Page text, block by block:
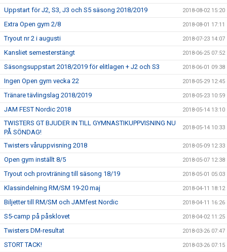
Uppstart för J2, S3, J3 och S5 säsong 2018/2019 2018-08-02 15:20
Extra Open gym 2/8 2018-08-01 17:11
Tryout nr 2 i augusti 2018-07-23 14:07
Kansliet semesterstängt 2018-06-25 07:52
Säsongsuppstart 2018/2019 för elitlagen + J2 och S3 2018-06-01 09:38
Ingen Open gym vecka 22 2018-05-29 12:45
Tränare tävlingslag 2018/2019 2018-05-23 10:59
JAM FEST Nordic 2018 2018-05-14 13:10
TWISTERS GT BJUDER IN TILL GYMNASTIKUPPVISNING NU
PÅ SÖNDAG!
2018-05-14 10:33
Twisters våruppvisning 2018 2018-05-09 12:33
Open gym inställt 8/5 2018-05-07 12:38
Tryout och provträning till säsong 18/19 2018-05-01 05:03
Klassindelning RM/SM 19-20 maj 2018-04-11 18:12
Biljetter till RM/SM och JAMfest Nordic 2018-04-11 16:26
S5-camp på påsklovet 2018-04-02 11:25
Twisters DM-resultat 2018-03-26 07:47
STORT TACK! 2018-03-26 07:15